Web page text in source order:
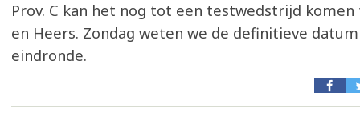
Prov. C kan het nog tot een testwedstrijd komen
en Heers. Zondag weten we de definitieve
eindronde.